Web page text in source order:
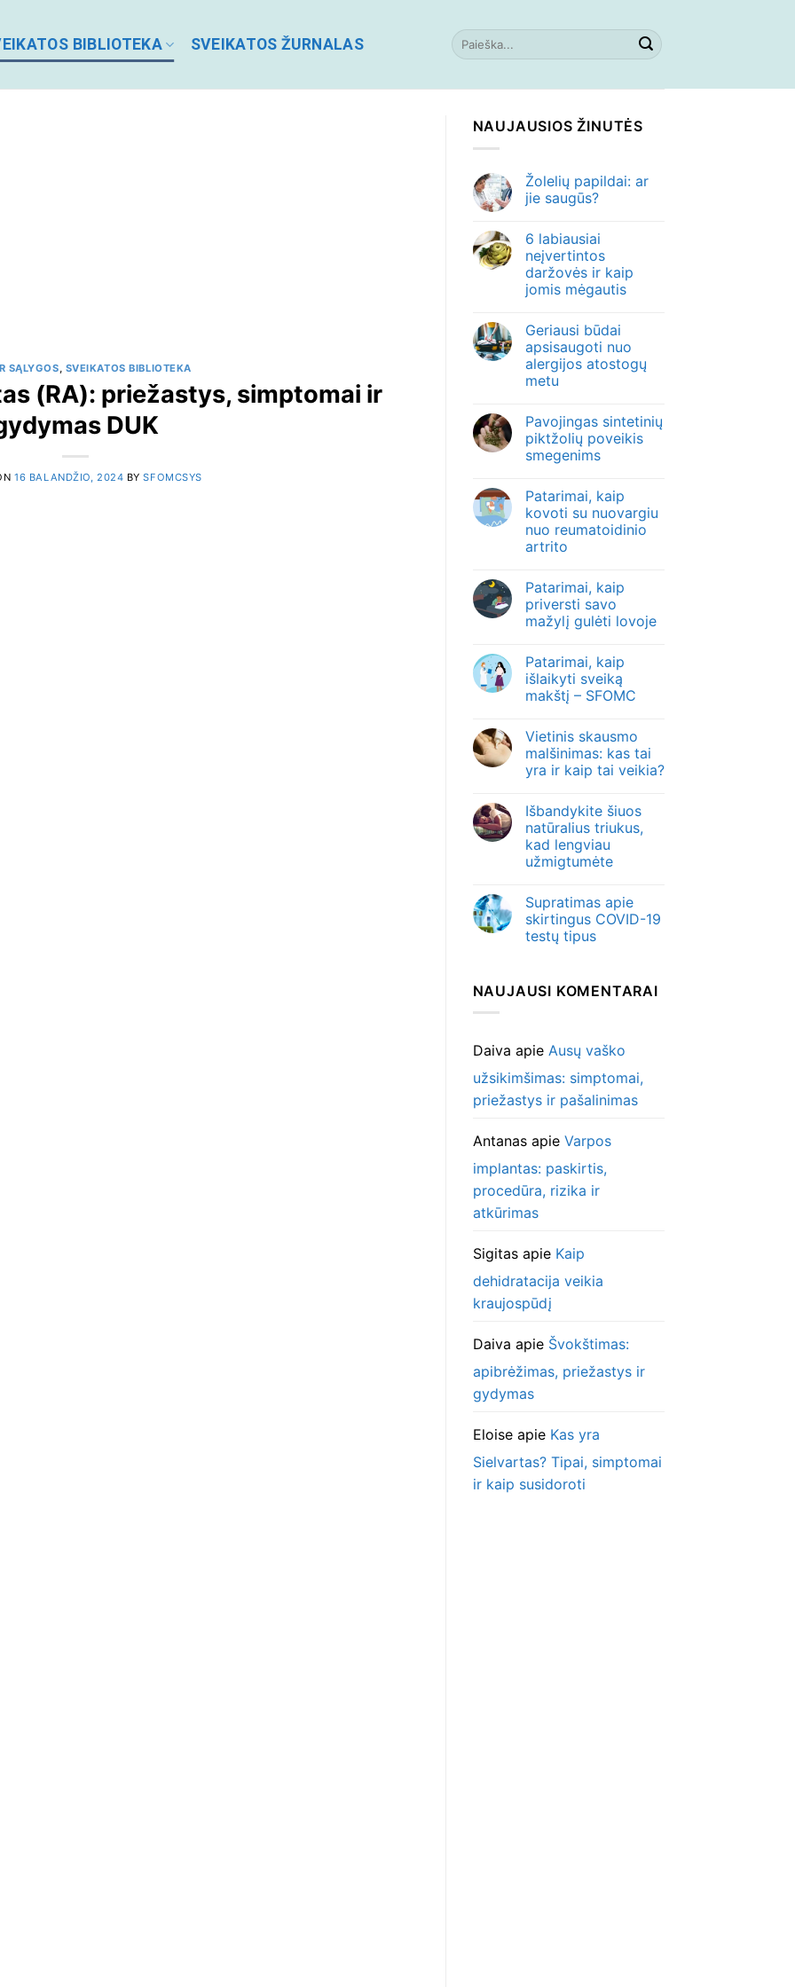
BIBLIOTEKA SVEIKATOS ŽURNALAS
SĄLYGOS, SVEIKATOS BIBLIOTEKA
(RA): priežastys, simptomai ir
DUK
16 BALANDŽIO, 2024 BYSFOMCSYS
NAUJAUSIOS ŽINUTĖS
Žolelių papildai: ar
jie saugūs?
6 labiausiai
neįvertintos
daržovės ir kaip
jomis mėgautis
Geriausi būdai
apsisaugoti nuo
alergijos atostogų
metu
Pavojingas sintetinių
piktžolių poveikis
smegenims
Patarimai, kaip
kovoti su nuovargiu
nuo reumatoidinio
artrito
Patarimai, kaip
priversti savo
mažylį gulėti lovoje
Patarimai, kaip
išlaikyti sveiką
makštį – SFOMC
Vietinis skausmo
malšinimas: kas tai
yra ir kaip tai veikia?
Išbandykite šiuos
natūralius triukus,
kad lengviau
užmigtumėte
Supratimas apie
skirtingus COVID-19
testų tipus
NAUJAUSI KOMENTARAI
Daiva apie Ausų vaško
užsikimšimas: simptomai,
priežastys ir pašalinimas
Antanasapie Varpos
implantas: paskirtis,
procedūra, rizika ir
atkūrimas
Sigitasapie Kaip
dehidratacija veikia
kraujospūdį
Daiva apie Švokštimas:
apibrėžimas, priežastys ir
gydymas
Eloiseapie Kas yra
Sielvartas? Tipai, simptomai
ir kaip susidoroti